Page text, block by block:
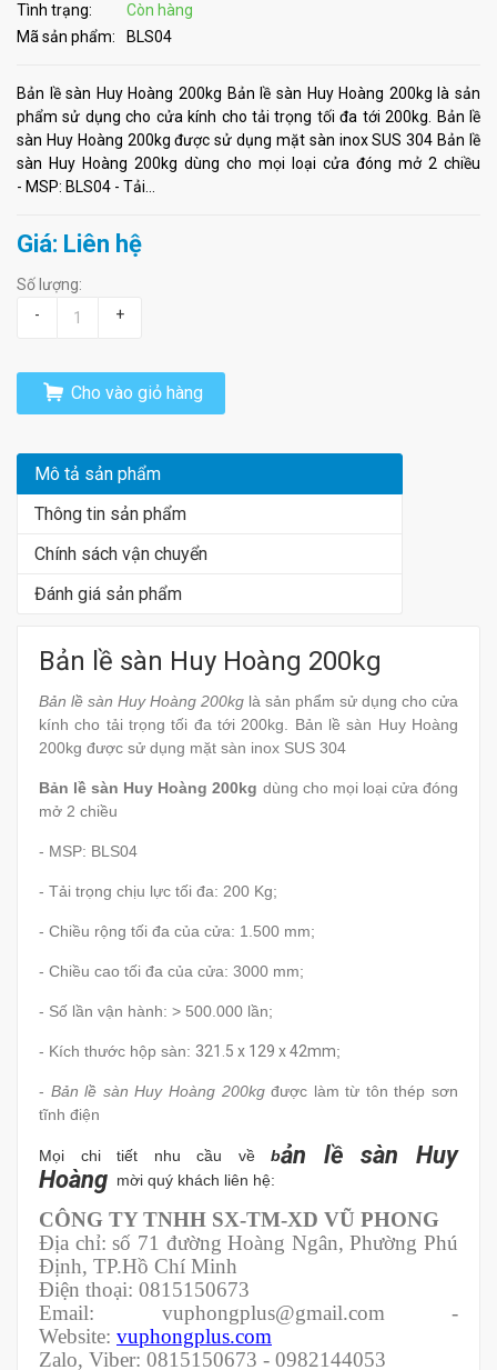
Tình trạng:
Còn hàng
Mã sản phẩm:
BLS04
Bản lề sàn Huy Hoàng 200kg Bản lề sàn Huy Hoàng 200kg là sản
phẩm sử dụng cho cửa kính cho tải trọng tối đa tới 200kg. Bản lề
sàn Huy Hoàng 200kg được sử dụng mặt sàn inox SUS 304 Bản lề
sàn Huy Hoàng 200kg dùng cho mọi loại cửa đóng mở 2 chiều
- MSP: BLS04 - Tải...
Giá: Liên hệ
Số lượng:
-
+
Cho vào giỏ hàng
Mô tả sản phẩm
Thông tin sản phẩm
Chính sách vận chuyển
Đánh giá sản phẩm
Bản lề sàn Huy Hoàng 200kg
Bản lề sàn Huy Hoàng 200kg là sản phẩm sử dụng cho cửa
kính cho tải trọng tối đa tới 200kg. Bản lề sàn Huy Hoàng
200kg được sử dụng mặt sàn inox SUS 304
Bản lề sàn Huy Hoàng 200kg dùng cho mọi loại cửa đóng
mở 2 chiều
- MSP: BLS04
- Tải trọng chịu lực tối đa: 200 Kg;
- Chiều rộng tối đa của cửa: 1.500 mm;
- Chiều cao tối đa của cửa: 3000 mm;
- Số lần vận hành: > 500.000 lần;
- Kích thước hộp sàn: 321.5 x 129 x 42mm;
- Bản lề sàn Huy Hoàng 200kgđược làm từ tôn thép sơn
tĩnh điện
Mọi chi tiết nhu cầu vềbản lề sàn Huy
Hoàng mời quý khách liên hệ:
CÔNG TY TNHH SX-TM-XD VŨ PHONG
Địa chỉ: số 71 đường Hoàng Ngân, Phường Phú
Định, TP.Hồ Chí Minh
Điện thoại: 0815150673
Email: vuphongplus@gmail.com -
Website: vuphongplus.com
Zalo, Viber: 0815150673 - 0982144053